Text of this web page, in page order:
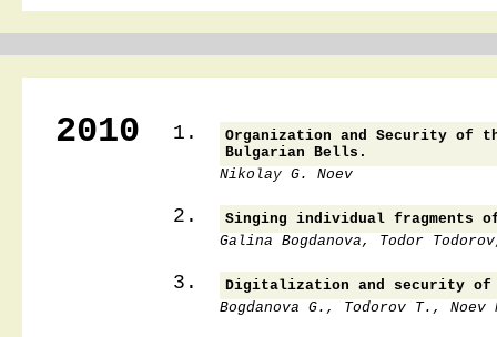
2010 1.
Organization and Security of
Bulgarian Bells.
Nikolay G. Noev
2.
Singing individual fragments
Galina Bogdanova, Todor
3.
Digitalization and security of
Bogdanova G., Todorov T., Noev